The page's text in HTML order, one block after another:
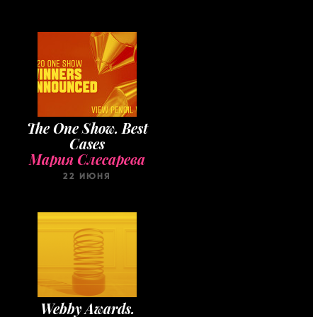
The One Show. Best
Cases
Мария Слесарева
22 ИЮНЯ
Webby Awards.